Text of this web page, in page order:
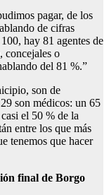
pagar, de los
de cifras
hay 81 agentes de
concejales o
del 81 %.”
son de
son médicos: un 65
el 50 % de la
entre los que más
tenemos que hacer
final de Borgo